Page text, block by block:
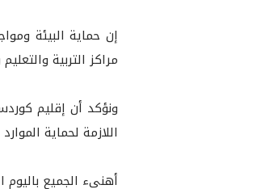
إن حماية البيئة
مراكز التربية
ونؤكد أن إقليم
اللازمة لحماية
أهنیء الجميع باليوم